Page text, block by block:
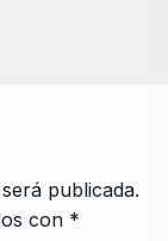
publicada.
con *